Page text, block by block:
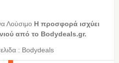
Λούσιμο Η προσφορά ισχύει
από τo Bodydeals.gr.
: Bodydeals